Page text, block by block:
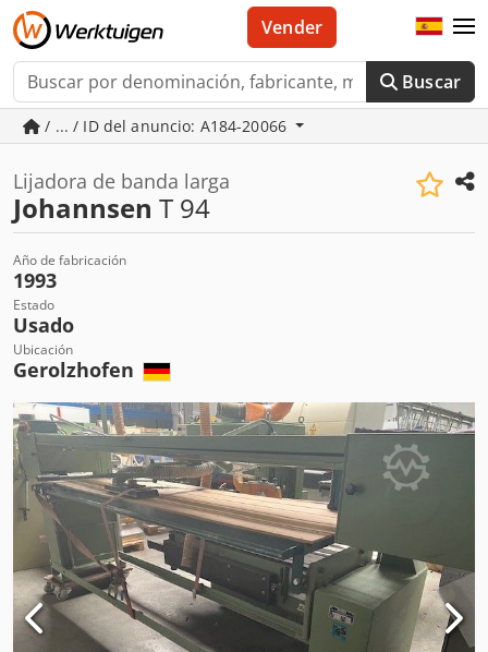
Buscar
Vender
/ ... / ID del anuncio: A184-20066
Lijadora de banda larga
Johannsen T 94
Año de fabricación
1993
Estado
Usado
Ubicación
Gerolzhofen